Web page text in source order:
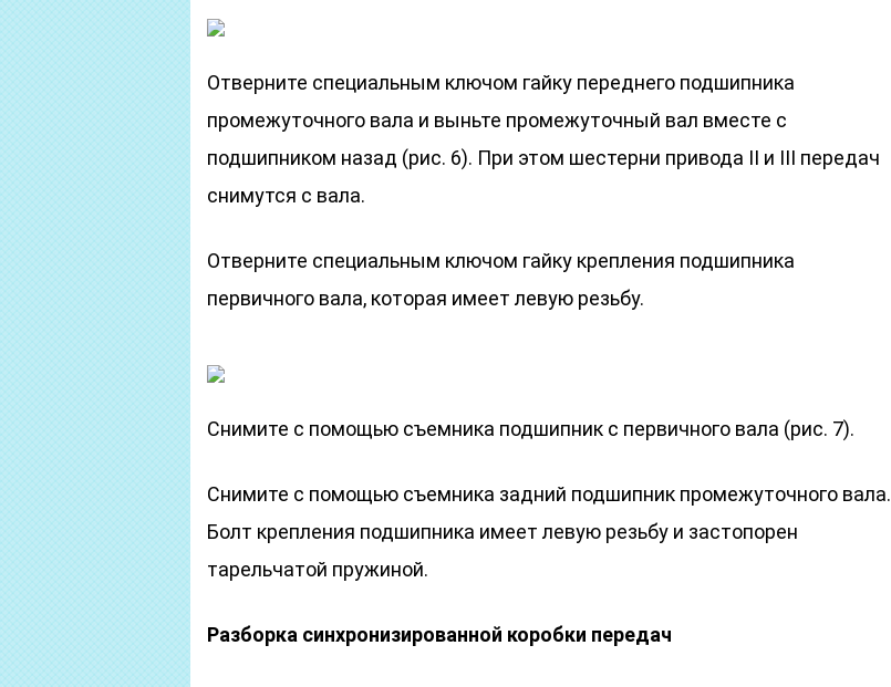
Отверните специальным ключом гайку переднего подшипника
промежуточного вала и выньте промежуточный вал вместе с
подшипником назад (рис. 6). При этом шестерни привода II и III передач
снимутся с вала.
Отверните специальным ключом гайку крепления подшипника
первичного вала, которая имеет левую резьбу.
Снимите с помощью съемника подшипник с первичного вала (рис. 7).
Снимите с помощью съемника задний подшипник промежуточного вала.
Болт крепления подшипника имеет левую резьбу и застопорен
тарельчатой пружиной.
Разборка синхронизированной коробки передач